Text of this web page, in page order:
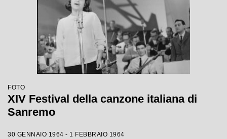
FOTO
XIV Festival della canzone italiana di
Sanremo
30 GENNAIO 1964 - 1 FEBBRAIO 1964